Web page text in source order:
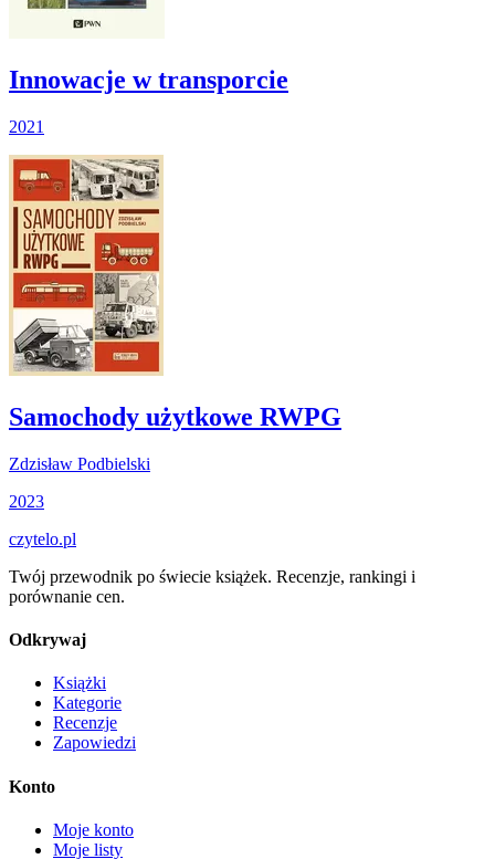
Innowacje w transporcie
2021
Samochody użytkowe RWPG
Zdzisław Podbielski
2023
czytelo.pl
Twój przewodnik po świecie książek. Recenzje, rankingi i
porównanie cen.
Odkrywaj
Książki
Kategorie
Recenzje
Zapowiedzi
Konto
Moje konto
Moje listy